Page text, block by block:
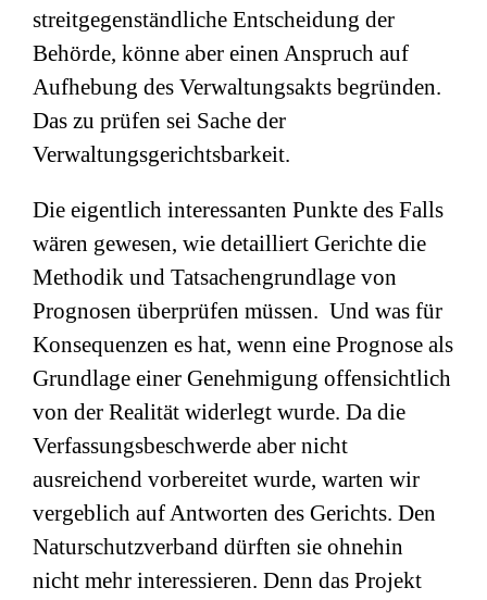
streitgegenständliche Entscheidung der
Behörde, könne aber einen Anspruch auf
Aufhebung des Verwaltungsakts begründen.
Das zu prüfen sei Sache der
Verwaltungsgerichtsbarkeit.
Die eigentlich interessanten Punkte des Falls
wären gewesen, wie detailliert Gerichte die
Methodik und Tatsachengrundlage von
Prognosen überprüfen müssen. Und was für
Konsequenzen es hat, wenn eine Prognose als
Grundlage einer Genehmigung offensichtlich
von der Realität widerlegt wurde. Da die
Verfassungsbeschwerde aber nicht
ausreichend vorbereitet wurde, warten wir
vergeblich auf Antworten des Gerichts. Den
Naturschutzverband dürften sie ohnehin
nicht mehr interessieren. Denn das Projekt